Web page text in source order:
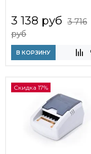
3 138 руб 3 716
руб
В КОРЗИНУ
Скидка 17%